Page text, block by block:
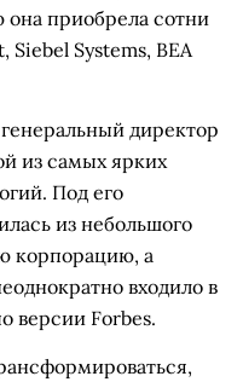
приобрела сотни
Systems, BEA
директор
из самых ярких
Под его
из небольшого
корпорацию, а
входило в
версии Forbes.